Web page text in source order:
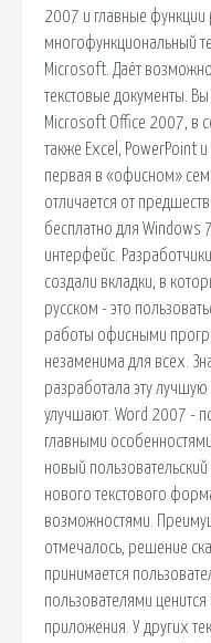
2007 и главные
многофункциональный
Microsoft. Даёт
текстовые документы.
Microsoft Office 2007, в
также Excel, PowerPoint
первая в «офисном»
отличается от
бесплатно для
интерфейс.
создали вкладки, в
русском - это
работы офисными
незаменима для всех.
разработала эту
улучшают. Word 2007 -
главными
новый
нового текстового
возможностями.
отмечалось, решение
принимается
пользователями
приложения. У других